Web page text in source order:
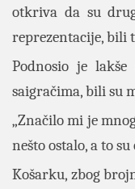
otkriva da su
reprezentacije, bili
Podnosio je
saigračima, bili su
„Značilo mi je
nešto ostalo, a to
Košarku, zbog